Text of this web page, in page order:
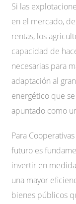
Si las
en el mercado,
rentas, los
capacidad de
necesarias para
adaptación al
energético que
apuntado como
Para
futuro es
invertir en
una mayor
bienes públicos